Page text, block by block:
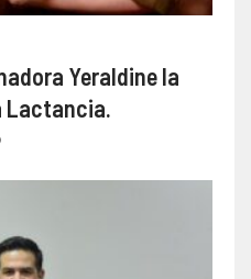
Yeraldine la
Lactancia.